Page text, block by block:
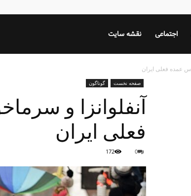
نقشه سایت اجتماعی
صفحه نخست گوناگون
فعلی ایران
0
172